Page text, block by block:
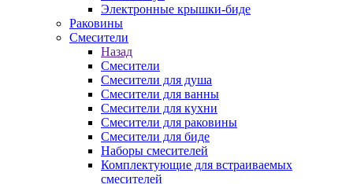
Электронные крышки-биде
Раковины
Смесители
Назад
Смесители
Смесители для душа
Смесители для ванны
Смесители для кухни
Смесители для раковины
Смесители для биде
Наборы смесителей
Комплектующие для встраиваемых
смесителей